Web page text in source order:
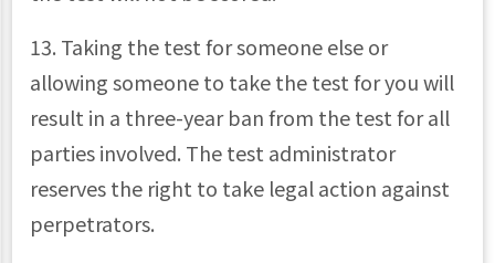
13. Taking the test for someone else or
allowing someone to take the test for you will
result in a three-year ban from the test for all
parties involved. The test administrator
reserves the right to take legal action against
perpetrators.